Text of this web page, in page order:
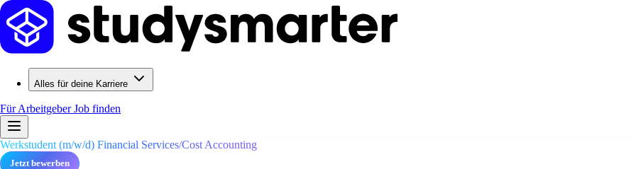
Alles für deine Karriere
Für ArbeitgeberJob finden
Werkstudent (m/w/d) Financial Services/Cost Accounting
Jetzt bewerben